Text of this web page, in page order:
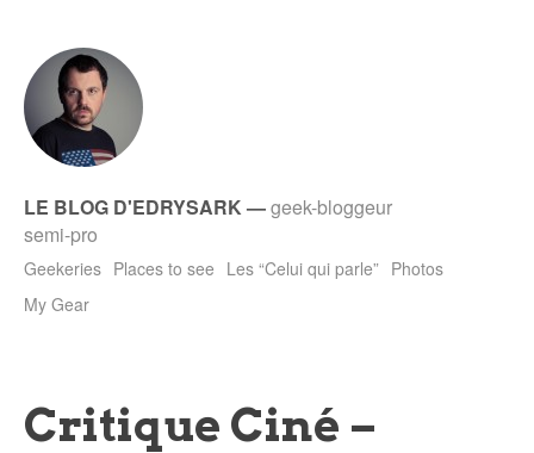
LE BLOG D'EDRYSARK—geek-bloggeur
semi-pro
Geekeries Places to see Les “Celui qui parle” Photos
My Gear
Critique Ciné –